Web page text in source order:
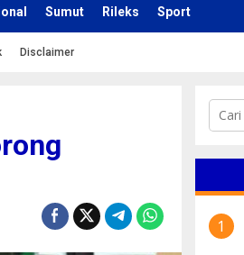
Sumut Rileks Sport
Disclaimer
C
i
n
u
k
1